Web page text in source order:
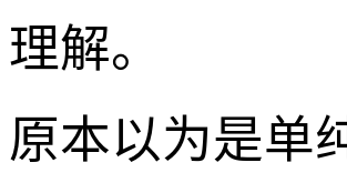
理解。
原本以为是单